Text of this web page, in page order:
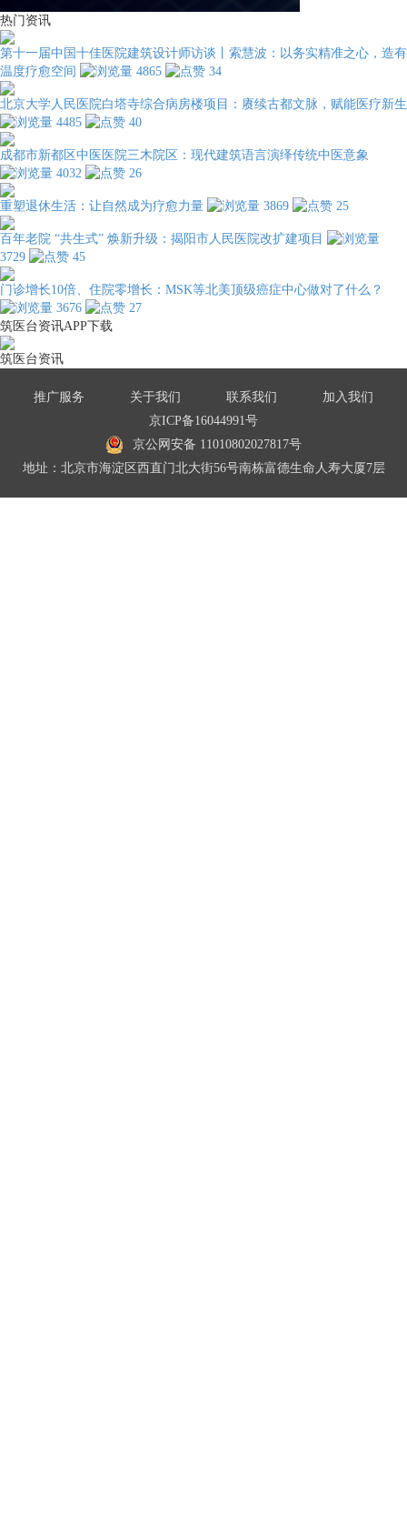
热门资讯
第十一届中国十佳医院建筑设计师访谈丨索慧波：以务实精准之心，造有
温度疗愈空间
4865 34
北京大学人民医院白塔寺综合病房楼项目：赓续古都文脉，赋能医疗新生
4485
40
成都市新都区中医医院三木院区：现代建筑语言演绎传统中医意象
4032
26
重塑退休生活：让自然成为疗愈力量 3869 25
百年老院 “共生式” 焕新升级：揭阳市人民医院改扩建项目
3729
45
门诊增长10倍、住院零增长：MSK等北美顶级癌症中心做对了什么？
3676
27
筑医台资讯APP下载
筑医台资讯
推广服务 关于我们 联系我们
加入我们
京ICP备16044991号
京公网安备 11010802027817号
地址：北京市海淀区西直门北大街56号南栋富德生命人寿大厦7层